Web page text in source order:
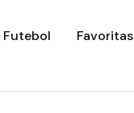
Futebol Favoritas